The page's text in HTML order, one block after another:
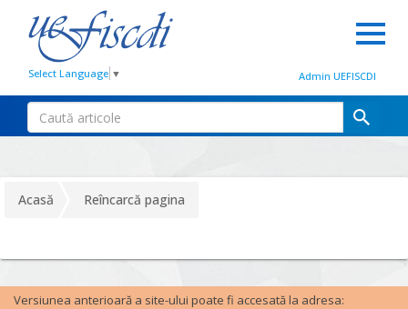
Select Language ▼ Admin UEFISCDI
Acasă Reîncarcă pagina
Versiunea anterioară a site-ului poate fi accesată la adresa: